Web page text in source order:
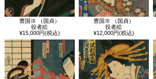
豊国Ⅲ （国貞）
役者絵
¥15,000円(税込)
豊国Ⅲ （国貞）
役者絵
¥12,000円(税込)